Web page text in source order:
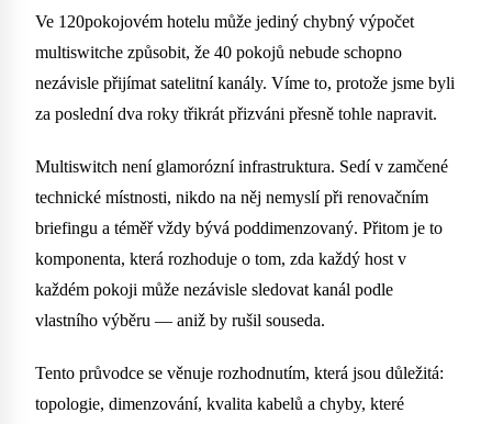
Ve 120pokojovém hotelu může jediný chybný výpočet
multiswitche způsobit, že 40 pokojů nebude schopno
nezávisle přijímat satelitní kanály. Víme to, protože jsme byli
za poslední dva roky třikrát přizváni přesně tohle napravit.
Multiswitch není glamorózní infrastruktura. Sedí v zamčené
technické místnosti, nikdo na něj nemyslí při renovačním
briefingu a téměř vždy bývá poddimenzovaný. Přitom je to
komponenta, která rozhoduje o tom, zda každý host v
každém pokoji může nezávisle sledovat kanál podle
vlastního výběru — aniž by rušil souseda.
Tento průvodce se věnuje rozhodnutím, která jsou důležitá:
topologie, dimenzování, kvalita kabelů a chyby, které